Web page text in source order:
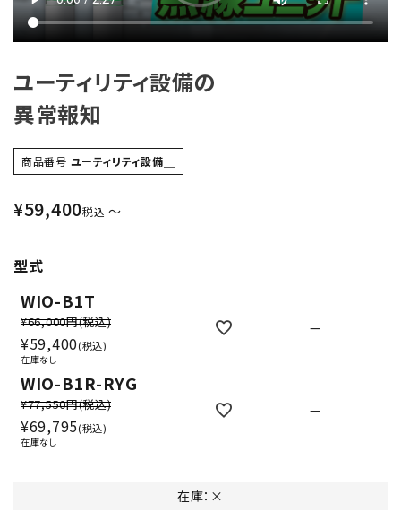
ユーティリティ設備の
異常報知
商品番号 ユーティリティ設備＿
¥59,400税込 〜
型式
WIO-B1T
¥66,000円(税込)
¥59,400 税込
在庫なし
—
WIO-B1R-RYG
¥77,550円(税込)
¥69,795 税込
在庫なし
—
在庫：×